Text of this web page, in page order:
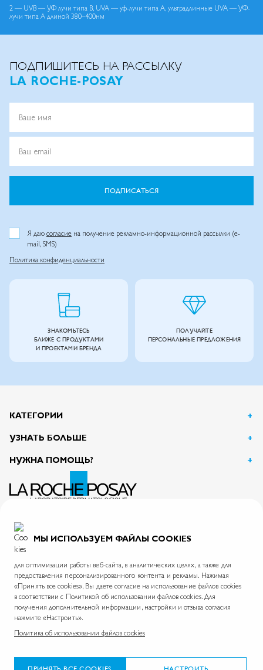
2 — UVB — УФ лучи типа B, UVA — уф-лучи типа А, ультрадлинные UVA — УФ-
лучи типа А длиной 380–400нм
ПОДПИШИТЕСЬ НА РАССЫЛКУ
LA ROCHE-POSAY
Ваше имя
Ваш email
Я даю согласие на получение рекламно-информационной рассылки (e-
mail, SMS)
Политика конфиденциальности
ПОДПИСАТЬСЯ
ЗНАКОМЬТЕСЬ
БЛИЖЕ С ПРОДУКТАМИ
И ПРОЕКТАМИ БРЕНДА
ПОЛУЧАЙТЕ
ПЕРСОНАЛЬНЫЕ ПРЕДЛОЖЕНИЯ
КАТЕГОРИИ
УЗНАТЬ БОЛЬШЕ
НУЖНА ПОМОЩЬ?
125047, г. Москва, вн.тер.г. муниципальный округ Тверской, пл. Тверская Застава, дом 4
ИНН 7726059896
На информационном ресурсе применяются рекомендательные технологии.
Политика обработки персональных данныхКарта сайта
Skin.ruМеждународный сайт
МЫ ИСПОЛЬЗУЕМ ФАЙЛЫ COOKIES
для оптимизации работы веб-сайта, в аналитических целях, а также для
предоставления персонализированного контента и рекламы. Нажимая
«Принять все cookies», Вы даете согласие на использование файлов cookies
в соответствии с Политикой об использовании файлов cookies. Для
получения дополнительной информации, настройки и отзыва согласия
нажмите «Настроить».
Политика об использовании файлов cookies